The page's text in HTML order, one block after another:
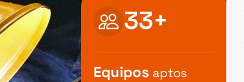
33+
Equipos aptos